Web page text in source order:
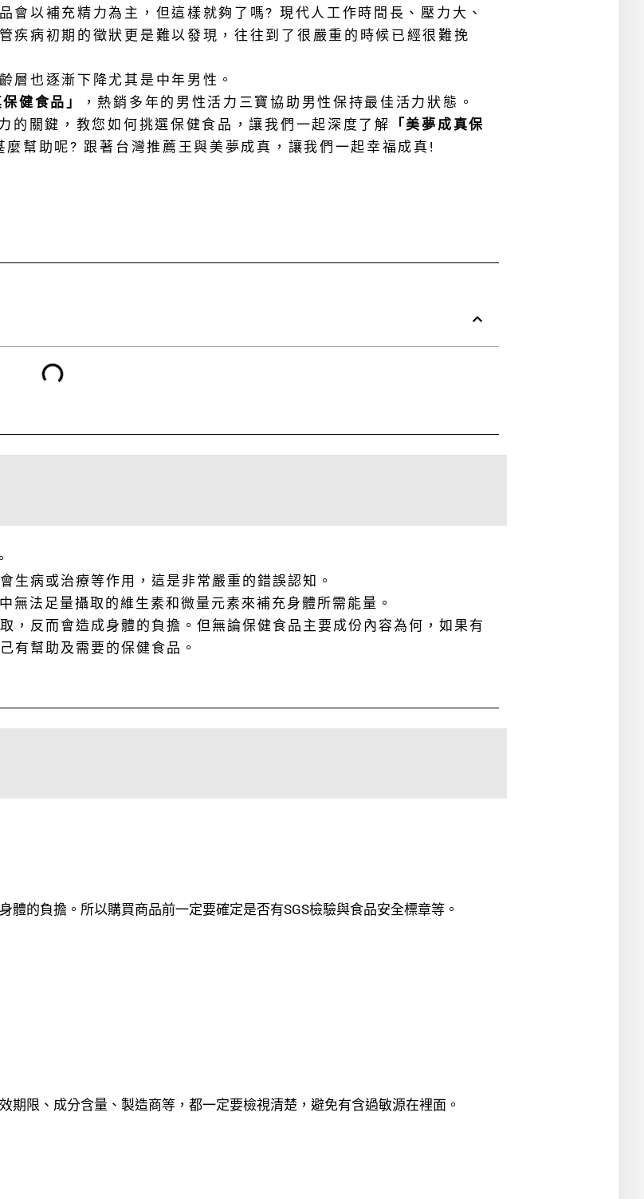
以補充精力為主，但這樣就夠了嗎? 現代人工作時間長、壓力大、
疾病初期的徵狀更是難以發現，往往到了很嚴重的時候已經很難挽
層也逐漸下降尤其是中年男性。
健食品」
，熱銷多年的男性活力三寶協助男性保持最佳活力狀態。
關鍵，教您如何挑選保健食品，讓我們一起深度了解
「 美夢成真保
幫助呢? 跟著台灣推薦王與美夢成真，讓我們一起幸福成真!
。
生病或治療等作用，這是非常嚴重的錯誤認知。
無法足量攝取的維生素和微量元素來補充身體所需能量。
，反而會造成身體的負擔。但無論保健食品主要成份內容為何，如果有
有幫助及需要的保健食品。
的負擔。所以購買商品前一定要確定是否有SGS檢驗與食品安全標章等。
限、成分含量、製造商等，都一定要檢視清楚，避免有含過敏源在裡面。